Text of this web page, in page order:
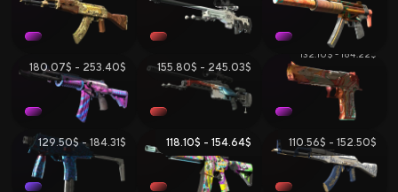
180.07$ - 253.40$ 155.80$ - 245.03$
132.10$ - 164.22$
129.50$ - 184.31$ 118.10$ - 154.64$ 110.56$ - 152.50$